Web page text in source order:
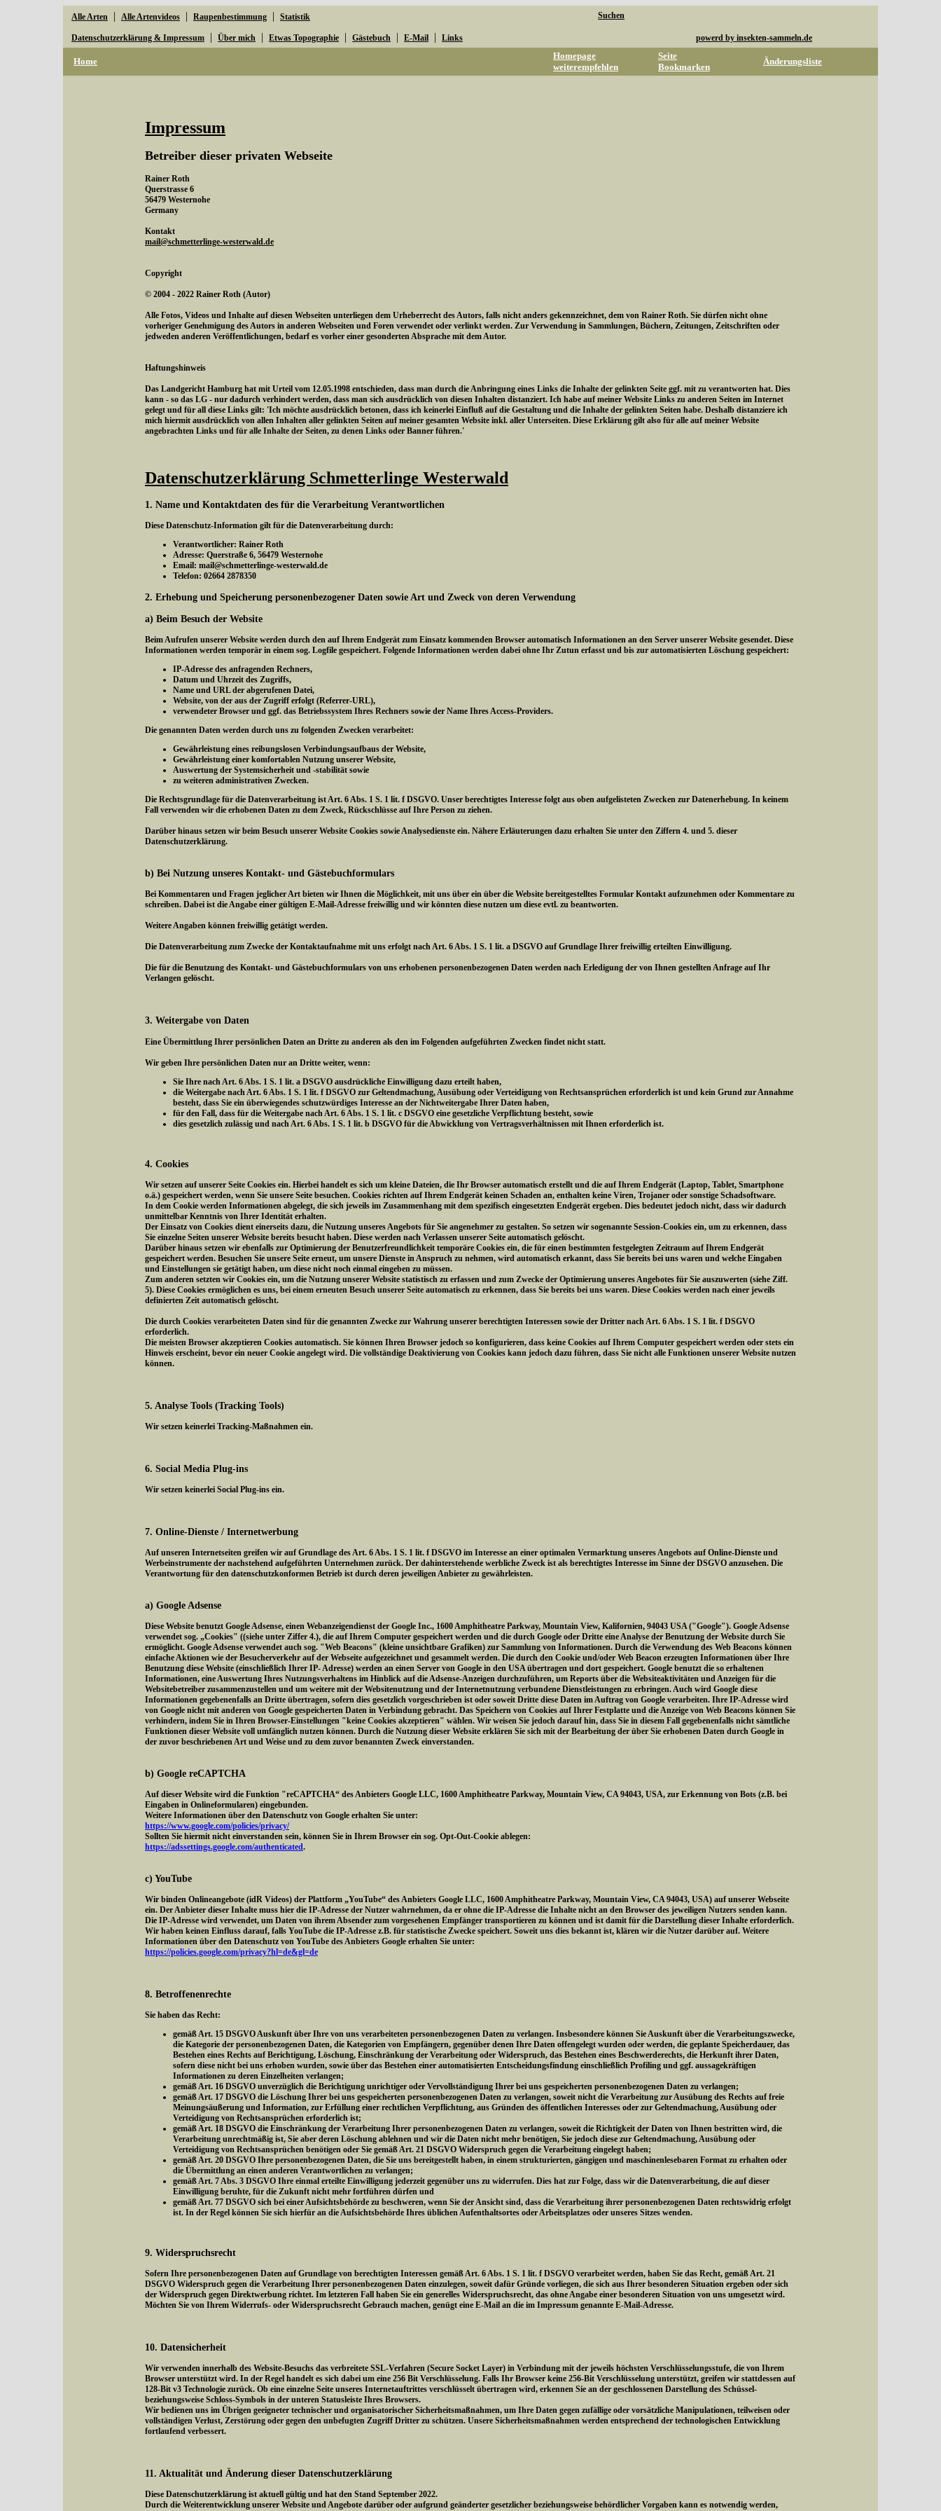
Alle Arten | Alle Artenvideos | Raupenbestimmung | Statistik Suchen
Datenschutzerklärung & Impressum | Über mich | Etwas Topographie | Gästebuch | E-Mail | Links powerd by insekten-sammeln.de
Home
Homepage
weiterempfehlen
Seite
Bookmarken
Änderungsliste
Impressum
Betreiber dieser privaten Webseite
Rainer Roth
Querstrasse 6
56479 Westernohe
Germany
Kontakt
mail@schmetterlinge-westerwald.de
Copyright
© 2004 - 2022 Rainer Roth (Autor)
Alle Fotos, Videos und Inhalte auf diesen Webseiten unterliegen dem Urheberrecht des Autors, falls nicht anders gekennzeichnet, dem von Rainer Roth. Sie dürfen nicht ohne
vorheriger Genehmigung des Autors in anderen Webseiten und Foren verwendet oder verlinkt werden. Zur Verwendung in Sammlungen, Büchern, Zeitungen, Zeitschriften oder
jedweden anderen Veröffentlichungen, bedarf es vorher einer gesonderten Absprache mit dem Autor.
Haftungshinweis
Das Landgericht Hamburg hat mit Urteil vom 12.05.1998 entschieden, dass man durch die Anbringung eines Links die Inhalte der gelinkten Seite ggf. mit zu verantworten hat. Dies
kann - so das LG - nur dadurch verhindert werden, dass man sich ausdrücklich von diesen Inhalten distanziert. Ich habe auf meiner Website Links zu anderen Seiten im Internet
gelegt und für all diese Links gilt: 'Ich möchte ausdrücklich betonen, dass ich keinerlei Einfluß auf die Gestaltung und die Inhalte der gelinkten Seiten habe. Deshalb distanziere ich
mich hiermit ausdrücklich von allen Inhalten aller gelinkten Seiten auf meiner gesamten Website inkl. aller Unterseiten. Diese Erklärung gilt also für alle auf meiner Website
angebrachten Links und für alle Inhalte der Seiten, zu denen Links oder Banner führen.'
Datenschutzerklärung Schmetterlinge Westerwald
1. Name und Kontaktdaten des für die Verarbeitung Verantwortlichen
Diese Datenschutz-Information gilt für die Datenverarbeitung durch:
Verantwortlicher: Rainer Roth
Adresse: Querstraße 6, 56479 Westernohe
Email: mail@schmetterlinge-westerwald.de
Telefon: 02664 2878350
2. Erhebung und Speicherung personenbezogener Daten sowie Art und Zweck von deren Verwendung
a) Beim Besuch der Website
Beim Aufrufen unserer Website werden durch den auf Ihrem Endgerät zum Einsatz kommenden Browser automatisch Informationen an den Server unserer Website gesendet. Diese
Informationen werden temporär in einem sog. Logfile gespeichert. Folgende Informationen werden dabei ohne Ihr Zutun erfasst und bis zur automatisierten Löschung gespeichert:
IP-Adresse des anfragenden Rechners,
Datum und Uhrzeit des Zugriffs,
Name und URL der abgerufenen Datei,
Website, von der aus der Zugriff erfolgt (Referrer-URL),
verwendeter Browser und ggf. das Betriebssystem Ihres Rechners sowie der Name Ihres Access-Providers.
Die genannten Daten werden durch uns zu folgenden Zwecken verarbeitet:
Gewährleistung eines reibungslosen Verbindungsaufbaus der Website,
Gewährleistung einer komfortablen Nutzung unserer Website,
Auswertung der Systemsicherheit und -stabilität sowie
zu weiteren administrativen Zwecken.
Die Rechtsgrundlage für die Datenverarbeitung ist Art. 6 Abs. 1 S. 1 lit. f DSGVO. Unser berechtigtes Interesse folgt aus oben aufgelisteten Zwecken zur Datenerhebung. In keinem
Fall verwenden wir die erhobenen Daten zu dem Zweck, Rückschlüsse auf Ihre Person zu ziehen.
Darüber hinaus setzen wir beim Besuch unserer Website Cookies sowie Analysedienste ein. Nähere Erläuterungen dazu erhalten Sie unter den Ziffern 4. und 5. dieser
Datenschutzerklärung.
b) Bei Nutzung unseres Kontakt- und Gästebuchformulars
Bei Kommentaren und Fragen jeglicher Art bieten wir Ihnen die Möglichkeit, mit uns über ein über die Website bereitgestelltes Formular Kontakt aufzunehmen oder Kommentare zu
schreiben. Dabei ist die Angabe einer gültigen E-Mail-Adresse freiwillig und wir könnten diese nutzen um diese evtl. zu beantworten.
Weitere Angaben können freiwillig getätigt werden.
Die Datenverarbeitung zum Zwecke der Kontaktaufnahme mit uns erfolgt nach Art. 6 Abs. 1 S. 1 lit. a DSGVO auf Grundlage Ihrer freiwillig erteilten Einwilligung.
Die für die Benutzung des Kontakt- und Gästebuchformulars von uns erhobenen personenbezogenen Daten werden nach Erledigung der von Ihnen gestellten Anfrage auf Ihr
Verlangen gelöscht.
3. Weitergabe von Daten
Eine Übermittlung Ihrer persönlichen Daten an Dritte zu anderen als den im Folgenden aufgeführten Zwecken findet nicht statt.
Wir geben Ihre persönlichen Daten nur an Dritte weiter, wenn:
Sie Ihre nach Art. 6 Abs. 1 S. 1 lit. a DSGVO ausdrückliche Einwilligung dazu erteilt haben,
die Weitergabe nach Art. 6 Abs. 1 S. 1 lit. f DSGVO zur Geltendmachung, Ausübung oder Verteidigung von Rechtsansprüchen erforderlich ist und kein Grund zur Annahme
besteht, dass Sie ein überwiegendes schutzwürdiges Interesse an der Nichtweitergabe Ihrer Daten haben,
für den Fall, dass für die Weitergabe nach Art. 6 Abs. 1 S. 1 lit. c DSGVO eine gesetzliche Verpflichtung besteht, sowie
dies gesetzlich zulässig und nach Art. 6 Abs. 1 S. 1 lit. b DSGVO für die Abwicklung von Vertragsverhältnissen mit Ihnen erforderlich ist.
4. Cookies
Wir setzen auf unserer Seite Cookies ein. Hierbei handelt es sich um kleine Dateien, die Ihr Browser automatisch erstellt und die auf Ihrem Endgerät (Laptop, Tablet, Smartphone
o.ä.) gespeichert werden, wenn Sie unsere Seite besuchen. Cookies richten auf Ihrem Endgerät keinen Schaden an, enthalten keine Viren, Trojaner oder sonstige Schadsoftware.
In dem Cookie werden Informationen abgelegt, die sich jeweils im Zusammenhang mit dem spezifisch eingesetzten Endgerät ergeben. Dies bedeutet jedoch nicht, dass wir dadurch
unmittelbar Kenntnis von Ihrer Identität erhalten.
Der Einsatz von Cookies dient einerseits dazu, die Nutzung unseres Angebots für Sie angenehmer zu gestalten. So setzen wir sogenannte Session-Cookies ein, um zu erkennen, dass
Sie einzelne Seiten unserer Website bereits besucht haben. Diese werden nach Verlassen unserer Seite automatisch gelöscht.
Darüber hinaus setzen wir ebenfalls zur Optimierung der Benutzerfreundlichkeit temporäre Cookies ein, die für einen bestimmten festgelegten Zeitraum auf Ihrem Endgerät
gespeichert werden. Besuchen Sie unsere Seite erneut, um unsere Dienste in Anspruch zu nehmen, wird automatisch erkannt, dass Sie bereits bei uns waren und welche Eingaben
und Einstellungen sie getätigt haben, um diese nicht noch einmal eingeben zu müssen.
Zum anderen setzten wir Cookies ein, um die Nutzung unserer Website statistisch zu erfassen und zum Zwecke der Optimierung unseres Angebotes für Sie auszuwerten (siehe Ziff.
5). Diese Cookies ermöglichen es uns, bei einem erneuten Besuch unserer Seite automatisch zu erkennen, dass Sie bereits bei uns waren. Diese Cookies werden nach einer jeweils
definierten Zeit automatisch gelöscht.
Die durch Cookies verarbeiteten Daten sind für die genannten Zwecke zur Wahrung unserer berechtigten Interessen sowie der Dritter nach Art. 6 Abs. 1 S. 1 lit. f DSGVO
erforderlich.
Die meisten Browser akzeptieren Cookies automatisch. Sie können Ihren Browser jedoch so konfigurieren, dass keine Cookies auf Ihrem Computer gespeichert werden oder stets ein
Hinweis erscheint, bevor ein neuer Cookie angelegt wird. Die vollständige Deaktivierung von Cookies kann jedoch dazu führen, dass Sie nicht alle Funktionen unserer Website nutzen
können.
5. Analyse Tools (Tracking Tools)
Wir setzen keinerlei Tracking-Maßnahmen ein.
6. Social Media Plug-ins
Wir setzen keinerlei Social Plug-ins ein.
7. Online-Dienste / Internetwerbung
Auf unseren Internetseiten greifen wir auf Grundlage des Art. 6 Abs. 1 S. 1 lit. f DSGVO im Interesse an einer optimalen Vermarktung unseres Angebots auf Online-Dienste und
Werbeinstrumente der nachstehend aufgeführten Unternehmen zurück. Der dahinterstehende werbliche Zweck ist als berechtigtes Interesse im Sinne der DSGVO anzusehen. Die
Verantwortung für den datenschutzkonformen Betrieb ist durch deren jeweiligen Anbieter zu gewährleisten.
a) Google Adsense
Diese Website benutzt Google Adsense, einen Webanzeigendienst der Google Inc., 1600 Amphitheatre Parkway, Mountain View, Kalifornien, 94043 USA ("Google"). Google Adsense
verwendet sog. „Cookies" ((siehe unter Ziffer 4.), die auf Ihrem Computer gespeichert werden und die durch Google oder Dritte eine Analyse der Benutzung der Website durch Sie
ermöglicht. Google Adsense verwendet auch sog. "Web Beacons" (kleine unsichtbare Grafiken) zur Sammlung von Informationen. Durch die Verwendung des Web Beacons können
einfache Aktionen wie der Besucherverkehr auf der Webseite aufgezeichnet und gesammelt werden. Die durch den Cookie und/oder Web Beacon erzeugten Informationen über Ihre
Benutzung diese Website (einschließlich Ihrer IP- Adresse) werden an einen Server von Google in den USA übertragen und dort gespeichert. Google benutzt die so erhaltenen
Informationen, eine Auswertung Ihres Nutzungsverhaltens im Hinblick auf die Adsense-Anzeigen durchzuführen, um Reports über die Websiteaktivitäten und Anzeigen für die
Websitebetreiber zusammenzustellen und um weitere mit der Websitenutzung und der Internetnutzung verbundene Dienstleistungen zu erbringen. Auch wird Google diese
Informationen gegebenenfalls an Dritte übertragen, sofern dies gesetzlich vorgeschrieben ist oder soweit Dritte diese Daten im Auftrag von Google verarbeiten. Ihre IP-Adresse wird
von Google nicht mit anderen von Google gespeicherten Daten in Verbindung gebracht. Das Speichern von Cookies auf Ihrer Festplatte und die Anzeige von Web Beacons können Sie
verhindern, indem Sie in Ihren Browser-Einstellungen "keine Cookies akzeptieren" wählen. Wir weisen Sie jedoch darauf hin, dass Sie in diesem Fall gegebenenfalls nicht sämtliche
Funktionen dieser Website voll umfänglich nutzen können. Durch die Nutzung dieser Website erklären Sie sich mit der Bearbeitung der über Sie erhobenen Daten durch Google in
der zuvor beschriebenen Art und Weise und zu dem zuvor benannten Zweck einverstanden.
b) Google reCAPTCHA
Auf dieser Website wird die Funktion "reCAPTCHA“ des Anbieters Google LLC, 1600 Amphitheatre Parkway, Mountain View, CA 94043, USA, zur Erkennung von Bots (z.B. bei
Eingaben in Onlineformularen) eingebunden.
Weitere Informationen über den Datenschutz von Google erhalten Sie unter:
https://www.google.com/policies/privacy/
Sollten Sie hiermit nicht einverstanden sein, können Sie in Ihrem Browser ein sog. Opt-Out-Cookie ablegen:
https://adssettings.google.com/authenticated.
c) YouTube
Wir binden Onlineangebote (idR Videos) der Plattform „YouTube“ des Anbieters Google LLC, 1600 Amphitheatre Parkway, Mountain View, CA 94043, USA) auf unserer Webseite
ein. Der Anbieter dieser Inhalte muss hier die IP-Adresse der Nutzer wahrnehmen, da er ohne die IP-Adresse die Inhalte nicht an den Browser des jeweiligen Nutzers senden kann.
Die IP-Adresse wird verwendet, um Daten von ihrem Absender zum vorgesehenen Empfänger transportieren zu können und ist damit für die Darstellung dieser Inhalte erforderlich.
Wir haben keinen Einfluss darauf, falls YouTube die IP-Adresse z.B. für statistische Zwecke speichert. Soweit uns dies bekannt ist, klären wir die Nutzer darüber auf. Weitere
Informationen über den Datenschutz von YouTube des Anbieters Google erhalten Sie unter:
https://policies.google.com/privacy?hl=de&gl=de
8. Betroffenenrechte
Sie haben das Recht:
gemäß Art. 15 DSGVO Auskunft über Ihre von uns verarbeiteten personenbezogenen Daten zu verlangen. Insbesondere können Sie Auskunft über die Verarbeitungszwecke,
die Kategorie der personenbezogenen Daten, die Kategorien von Empfängern, gegenüber denen Ihre Daten offengelegt wurden oder werden, die geplante Speicherdauer, das
Bestehen eines Rechts auf Berichtigung, Löschung, Einschränkung der Verarbeitung oder Widerspruch, das Bestehen eines Beschwerderechts, die Herkunft ihrer Daten,
sofern diese nicht bei uns erhoben wurden, sowie über das Bestehen einer automatisierten Entscheidungsfindung einschließlich Profiling und ggf. aussagekräftigen
Informationen zu deren Einzelheiten verlangen;
gemäß Art. 16 DSGVO unverzüglich die Berichtigung unrichtiger oder Vervollständigung Ihrer bei uns gespeicherten personenbezogenen Daten zu verlangen;
gemäß Art. 17 DSGVO die Löschung Ihrer bei uns gespeicherten personenbezogenen Daten zu verlangen, soweit nicht die Verarbeitung zur Ausübung des Rechts auf freie
Meinungsäußerung und Information, zur Erfüllung einer rechtlichen Verpflichtung, aus Gründen des öffentlichen Interesses oder zur Geltendmachung, Ausübung oder
Verteidigung von Rechtsansprüchen erforderlich ist;
gemäß Art. 18 DSGVO die Einschränkung der Verarbeitung Ihrer personenbezogenen Daten zu verlangen, soweit die Richtigkeit der Daten von Ihnen bestritten wird, die
Verarbeitung unrechtmäßig ist, Sie aber deren Löschung ablehnen und wir die Daten nicht mehr benötigen, Sie jedoch diese zur Geltendmachung, Ausübung oder
Verteidigung von Rechtsansprüchen benötigen oder Sie gemäß Art. 21 DSGVO Widerspruch gegen die Verarbeitung eingelegt haben;
gemäß Art. 20 DSGVO Ihre personenbezogenen Daten, die Sie uns bereitgestellt haben, in einem strukturierten, gängigen und maschinenlesebaren Format zu erhalten oder
die Übermittlung an einen anderen Verantwortlichen zu verlangen;
gemäß Art. 7 Abs. 3 DSGVO Ihre einmal erteilte Einwilligung jederzeit gegenüber uns zu widerrufen. Dies hat zur Folge, dass wir die Datenverarbeitung, die auf dieser
Einwilligung beruhte, für die Zukunft nicht mehr fortführen dürfen und
gemäß Art. 77 DSGVO sich bei einer Aufsichtsbehörde zu beschweren, wenn Sie der Ansicht sind, dass die Verarbeitung ihrer personenbezogenen Daten rechtswidrig erfolgt
ist. In der Regel können Sie sich hierfür an die Aufsichtsbehörde Ihres üblichen Aufenthaltsortes oder Arbeitsplatzes oder unseres Sitzes wenden.
9. Widerspruchsrecht
Sofern Ihre personenbezogenen Daten auf Grundlage von berechtigten Interessen gemäß Art. 6 Abs. 1 S. 1 lit. f DSGVO verarbeitet werden, haben Sie das Recht, gemäß Art. 21
DSGVO Widerspruch gegen die Verarbeitung Ihrer personenbezogenen Daten einzulegen, soweit dafür Gründe vorliegen, die sich aus Ihrer besonderen Situation ergeben oder sich
der Widerspruch gegen Direktwerbung richtet. Im letzteren Fall haben Sie ein generelles Widerspruchsrecht, das ohne Angabe einer besonderen Situation von uns umgesetzt wird.
Möchten Sie von Ihrem Widerrufs- oder Widerspruchsrecht Gebrauch machen, genügt eine E-Mail an die im Impressum genannte E-Mail-Adresse.
10. Datensicherheit
Wir verwenden innerhalb des Website-Besuchs das verbreitete SSL-Verfahren (Secure Socket Layer) in Verbindung mit der jeweils höchsten Verschlüsselungsstufe, die von Ihrem
Browser unterstützt wird. In der Regel handelt es sich dabei um eine 256 Bit Verschlüsselung. Falls Ihr Browser keine 256-Bit Verschlüsselung unterstützt, greifen wir stattdessen auf
128-Bit v3 Technologie zurück. Ob eine einzelne Seite unseres Internetauftrittes verschlüsselt übertragen wird, erkennen Sie an der geschlossenen Darstellung des Schüssel-
beziehungsweise Schloss-Symbols in der unteren Statusleiste Ihres Browsers.
Wir bedienen uns im Übrigen geeigneter technischer und organisatorischer Sicherheitsmaßnahmen, um Ihre Daten gegen zufällige oder vorsätzliche Manipulationen, teilweisen oder
vollständigen Verlust, Zerstörung oder gegen den unbefugten Zugriff Dritter zu schützen. Unsere Sicherheitsmaßnahmen werden entsprechend der technologischen Entwicklung
fortlaufend verbessert.
11. Aktualität und Änderung dieser Datenschutzerklärung
Diese Datenschutzerklärung ist aktuell gültig und hat den Stand September 2022.
Durch die Weiterentwicklung unserer Website und Angebote darüber oder aufgrund geänderter gesetzlicher beziehungsweise behördlicher Vorgaben kann es notwendig werden,